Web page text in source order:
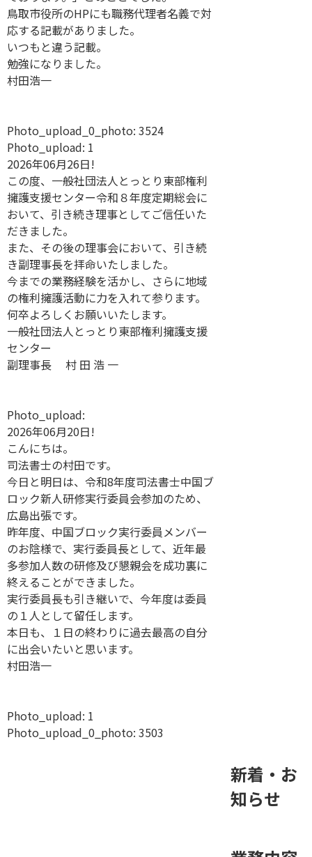
鳥取市役所のHPにも職務代理者名義で対
応する記載がありました。
いつもと違う記載。
勉強になりました。
村田浩一
Photo_upload_0_photo: 3524
Photo_upload: 1
2026年06月26日!
この度、一般社団法人とっとり東部権利
擁護支援センター令和８年度定期総会に
おいて、引き続き理事としてご信任いた
だきました。
また、その後の理事会において、引き続
き副理事長を拝命いたしました。
今までの業務経験を活かし、さらに地域
の権利擁護活動に力を入れて参ります。
何卒よろしくお願いいたします。
一般社団法人とっとり東部権利擁護支援
センター
副理事長 村 田 浩 一
Photo_upload:
2026年06月20日!
こんにちは。
司法書士の村田です。
今日と明日は、令和8年度司法書士中国ブ
ロック新人研修実行委員会参加のため、
広島出張です。
昨年度、中国ブロック実行委員メンバー
のお陰様で、実行委員長として、近年最
多参加人数の研修及び懇親会を成功裏に
終えることができました。
実行委員長も引き継いで、今年度は委員
の１人として留任します。
本日も、１日の終わりに過去最高の自分
に出会いたいと思います。
村田浩一
Photo_upload: 1
Photo_upload_0_photo: 3503
新着・お
知らせ